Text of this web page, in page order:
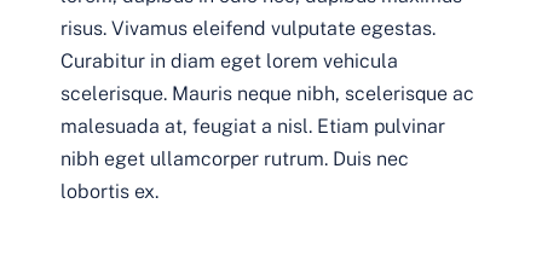
risus. Vivamus eleifend vulputate egestas.
Curabitur in diam eget lorem vehicula
scelerisque. Mauris neque nibh, scelerisque ac
malesuada at, feugiat a nisl. Etiam pulvinar
nibh eget ullamcorper rutrum. Duis nec
lobortis ex.